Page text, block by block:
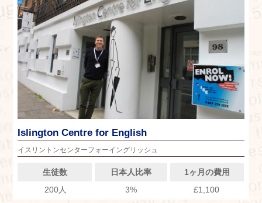
Islington Centre for English
イスリントンセンターフォーイングリッシュ
生徒数 日本人比率
1ヶ月の費用
200人
3% £1,100